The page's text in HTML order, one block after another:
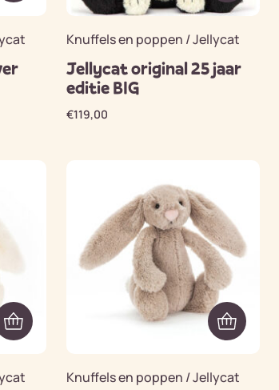
Knuffels en poppen / Jellycat
Jellycat original 25 jaar
editie BIG
€119,00
Knuffels en poppen / Jellycat